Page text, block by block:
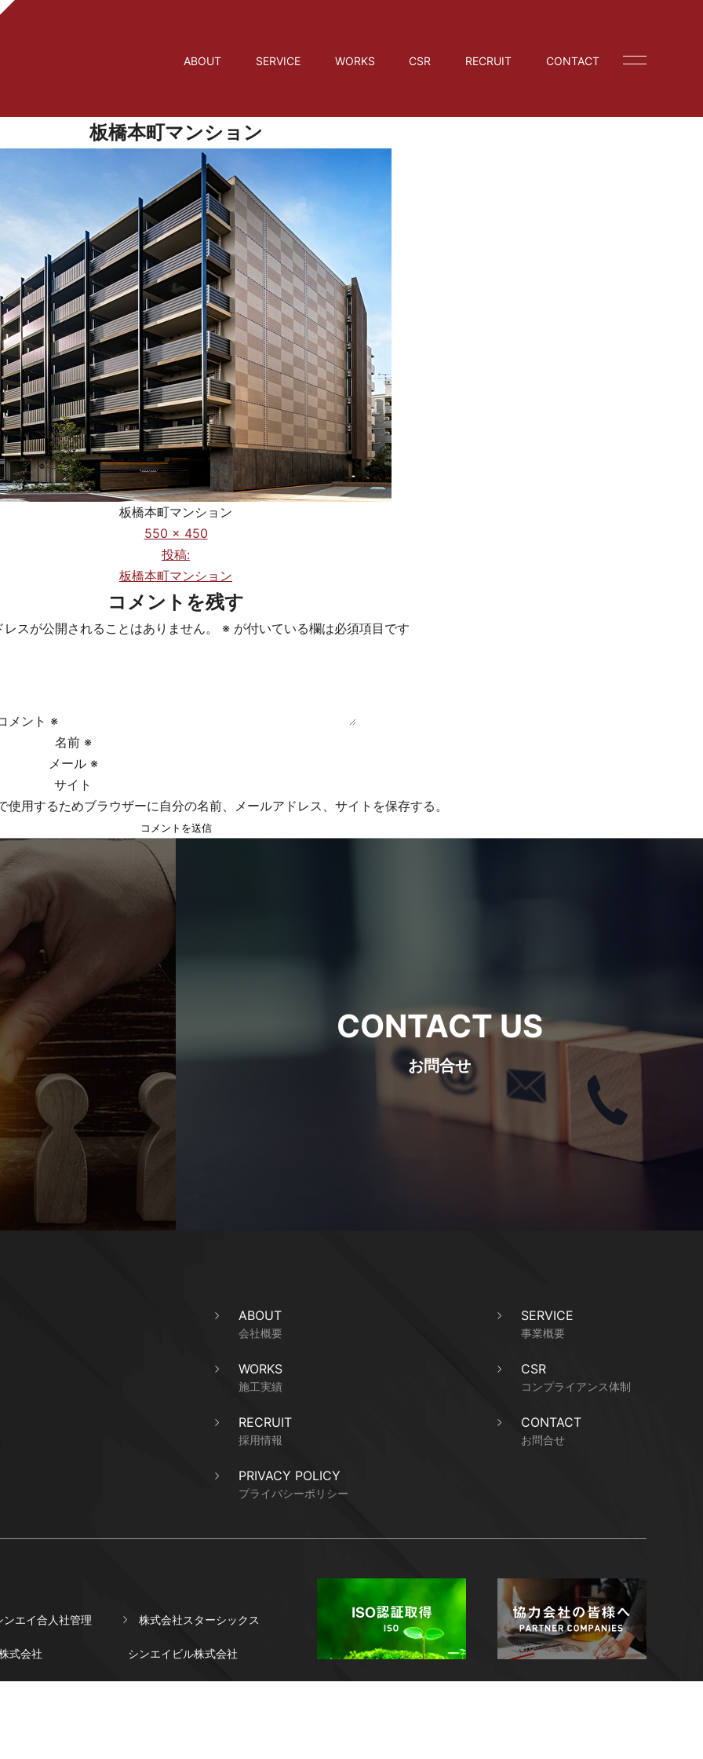
ABOUT SERVICE WORKS CSR RECRUIT CONTACT
板橋本町マンション
板橋本町マンション
フ
サ
イ
550 × 450
投稿:
板橋本町マンション
コメントを残す
スが公開されることはありません。 ※ が付いている欄は必須項目です
メント ※
名前 ※
メール ※
サイト
使用するためブラウザーに自分の名前、メールアドレス、サイトを保存する。
CONTACT US
お問合せ
ABOUT
会社概要
SERVICE
事業概要
WORKS
施工実績
CSR
コンプライアンス体制
RECRUIT
採用情報
CONTACT
お問合せ
PRIVACY POLICY
プライバシーポリシー
ンエイ合人社管理 株式会社スターシックス
式会社 シンエイビル株式会社